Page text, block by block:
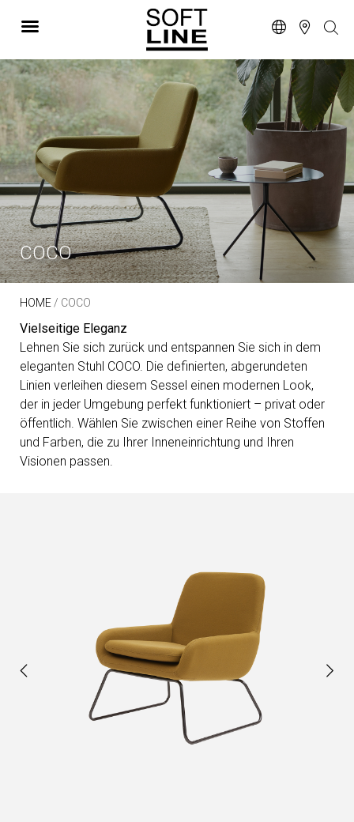
COCO
HOME/ COCO
Vielseitige Eleganz
Lehnen Sie sich zurück und entspannen Sie sich in dem
eleganten Stuhl COCO. Die definierten, abgerundeten
Linien verleihen diesem Sessel einen modernen Look,
der in jeder Umgebung perfekt funktioniert – privat oder
öffentlich. Wählen Sie zwischen einer Reihe von Stoffen
und Farben, die zu Ihrer Inneneinrichtung und Ihren
Visionen passen.